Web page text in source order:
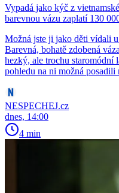
Vypadá jako kýč z
barevnou vázu zaplatí 130
Možná jste ji jako děti vídali
Barevná, bohatě zdobená
hezký, ale trochu staromódní
pohledu na ni možná posadili
NESPECHEJ.cz
dnes, 14:00
4 min